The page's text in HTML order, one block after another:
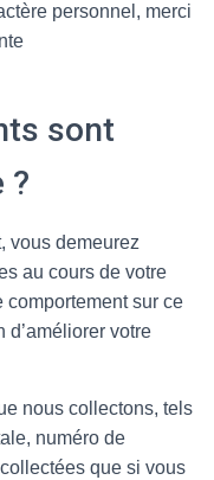
personnel, merci
sont
?
vous demeurez
au cours de votre
comportement sur ce
d’améliorer votre
nous collectons, tels
numéro de
que si vous